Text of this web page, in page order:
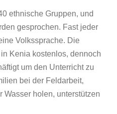
ethnische Gruppen, und
gesprochen. Fast jeder
Volkssprache. Die
in Kenia kostenlos, dennoch
um den Unterricht zu
bei der Feldarbeit,
Wasser holen, unterstützen